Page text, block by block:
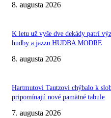
8. augusta 2026
K letu už vyše dve dekády patrí
hudby a jazzu HUDBA MODRE
8. augusta 2026
Hartmutovi Tautzovi chýbalo k
pripomínajú nové pamätné tabule
7. augusta 2026